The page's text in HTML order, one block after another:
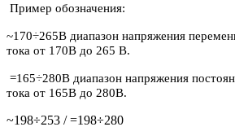
Пример обозначения:
~170÷265В диапазон напряжения
тока от 170В до 265 В.
=165÷280В диапазон напряжения
тока от 165В до 280В.
~198÷253 / =198÷280